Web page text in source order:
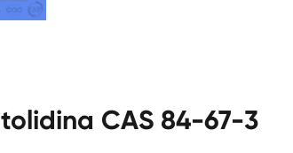
CAS 84-67-3